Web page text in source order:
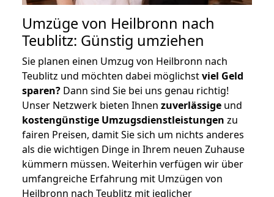
Umzüge von Heilbronn nach
Teublitz: Günstig umziehen
Sie planen einen Umzug von Heilbronn nach
Teublitz und möchten dabei möglichstviel Geld
sparen? Dann sind Sie bei uns genau richtig!
Unser Netzwerk bieten Ihnen zuverlässige und
kostengünstige Umzugsdienstleistungen zu
fairen Preisen, damit Sie sich um nichts anderes
als die wichtigen Dinge in Ihrem neuen Zuhause
kümmern müssen. Weiterhin verfügen wir über
umfangreiche Erfahrung mit Umzügen von
Heilbronn nach Teublitz mit jeglicher